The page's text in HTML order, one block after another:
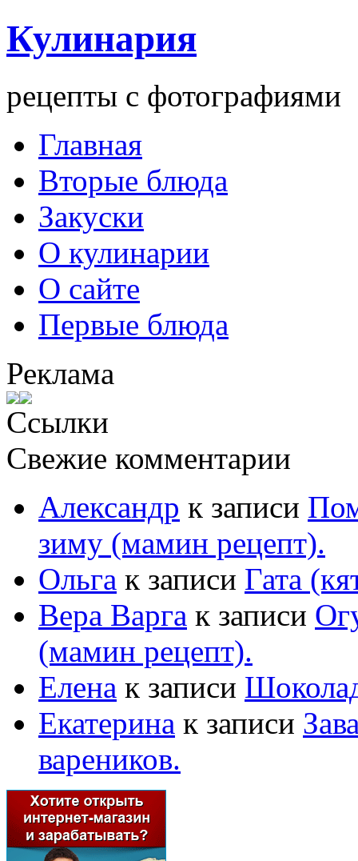
Кулинария
рецепты с фотографиями
Главная
Вторые блюда
Закуски
О кулинарии
О сайте
Первые блюда
Реклама
Ссылки
Свежие комментарии
Александр к записи
зиму (мамин рецепт).
Ольга к записи Гата
Вера Варга к записи
(мамин рецепт).
Елена к записи
Екатерина к записи
вареников.